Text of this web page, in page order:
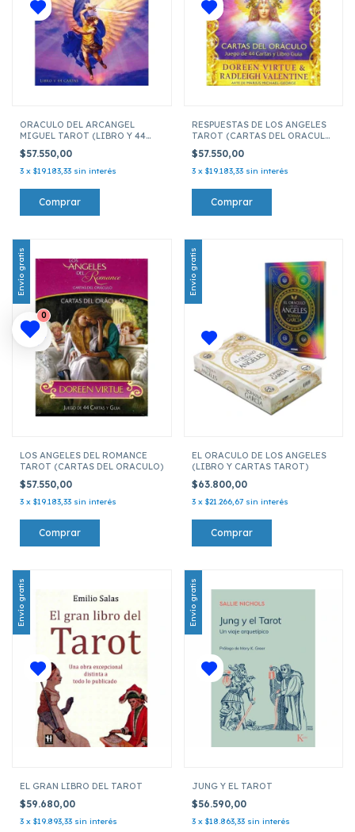
ORACULO DEL ARCANGEL
MIGUEL TAROT (LIBRO Y 44
$57.550,00
3 x $19.183,33 sin interés
RESPUESTAS DE LOS ANGELES
TAROT (CARTAS DEL ORACULO
$57.550,00
3 x $19.183,33 sin interés
Envío gratis
LOS ANGELES DEL ROMANCE
TAROT (CARTAS DEL ORACULO)
$57.550,00
3 x $19.183,33 sin interés
Envío gratis
EL ORACULO DE LOS ANGELES
(LIBRO Y CARTAS TAROT)
$63.800,00
3 x $21.266,67 sin interés
Envío gratis
EL GRAN LIBRO DEL TAROT
$59.680,00
3 x $19.893,33 sin interés
Envío gratis
JUNG Y EL TAROT
$56.590,00
3 x $18.863,33 sin interés
0